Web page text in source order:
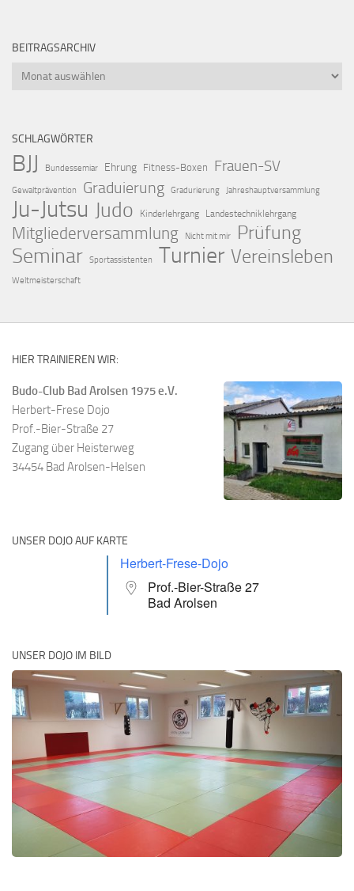
BEITRAGSARCHIV
Beitragsarchiv
SCHLAGWÖRTER
BJJ Bundessemiar Ehrung Fitness-Boxen Frauen-SV
Gewaltprävention Graduierung Gradurierung Jahreshauptversammlung
Ju-Jutsu Judo Kinderlehrgang Landestechniklehrgang
Mitgliederversammlung Nicht mit mir Prüfung
Seminar Sportassistenten Turnier Vereinsleben
Weltmeisterschaft
HIER TRAINIEREN WIR:
Budo-Club Bad Arolsen 1975 e.V.
Herbert-Frese Dojo
Prof.-Bier-Straße 27
Zugang über Heisterweg
34454 Bad Arolsen-Helsen
UNSER DOJO AUF KARTE
Herbert-Frese-Dojo
Prof.-Bier-Straße 27
Bad Arolsen
UNSER DOJO IM BILD